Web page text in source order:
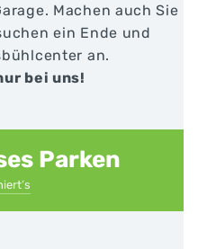
Machen auch Sie
ein Ende und
an.
bei uns!
Parken